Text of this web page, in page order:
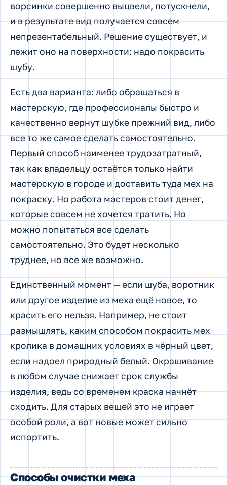
ворсинки совершенно выцвели, потускнели,
и в результате вид получается совсем
непрезентабельный. Решение существует, и
лежит оно на поверхности: надо покрасить
шубу.
Есть два варианта: либо обращаться в
мастерскую, где профессионалы быстро и
качественно вернут шубке прежний вид, либо
все то же самое сделать самостоятельно.
Первый способ наименее трудозатратный,
так как владельцу остаётся только найти
мастерскую в городе и доставить туда мех на
покраску. Но работа мастеров стоит денег,
которые совсем не хочется тратить. Но
можно попытаться все сделать
самостоятельно. Это будет несколько
труднее, но все же возможно.
Единственный момент — если шуба, воротник
или другое изделие из меха ещё новое, то
красить его нельзя. Например, не стоит
размышлять, каким способом покрасить мех
кролика в домашних условиях в чёрный цвет,
если надоел природный белый. Окрашивание
в любом случае снижает срок службы
изделия, ведь со временем краска начнёт
сходить. Для старых вещей это не играет
особой роли, а вот новые может сильно
испортить.
Способы очистки меха